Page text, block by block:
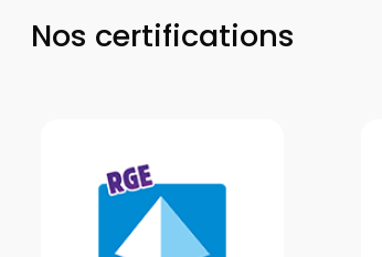
Nos certifications